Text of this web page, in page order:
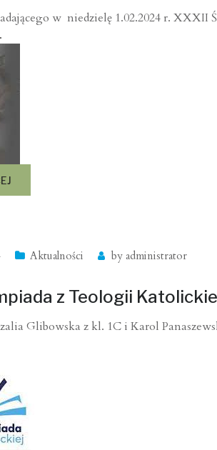
w niedzielę 1.02.2024 r. XXXII
Aktualności by administrator
z Teologii
Glibowska z kl. 1C i Karol